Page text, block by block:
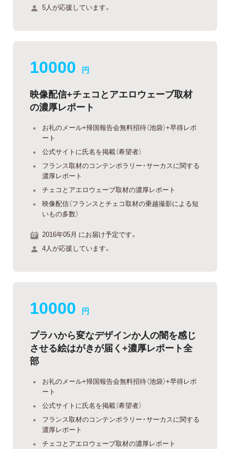
5人が応援しています。
10000 円
映像配信+チェコとアエロウェーブ取材
の濃厚レポート
お礼のメール+帰国報告会無料招待（池袋）+早得レポ
ート
公式サイトに氏名を掲載（希望者）
フランス取材のコンテンポラリー・サーカスに関する
濃厚レポート
チェコとアエロウェーブ取材の濃厚レポート
映像配信（フランスとチェコ取材の乗越撮影による短
いもの多数）
2016年05月 にお届け予定です。
4人が応援しています。
10000 円
プラハから変なデザインか人の闇を感じ
させる絵はがきが届く+濃厚レポート全
部
お礼のメール+帰国報告会無料招待（池袋）+早得レポ
ート
公式サイトに氏名を掲載（希望者）
フランス取材のコンテンポラリー・サーカスに関する
濃厚レポート
チェコとアエロウェーブ取材の濃厚レポート